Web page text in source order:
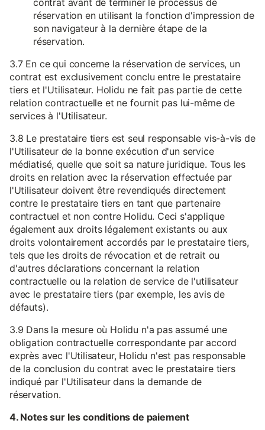
contrat avant de terminer le processus de
réservation en utilisant la fonction d'impression de
son navigateur à la dernière étape de la
réservation.
3.7 En ce qui concerne la réservation de services, un
contrat est exclusivement conclu entre le prestataire
tiers et l'Utilisateur. Holidu ne fait pas partie de cette
relation contractuelle et ne fournit pas lui-même de
services à l'Utilisateur.
3.8 Le prestataire tiers est seul responsable vis-à-vis de
l'Utilisateur de la bonne exécution d'un service
médiatisé, quelle que soit sa nature juridique. Tous les
droits en relation avec la réservation effectuée par
l'Utilisateur doivent être revendiqués directement
contre le prestataire tiers en tant que partenaire
contractuel et non contre Holidu. Ceci s'applique
également aux droits légalement existants ou aux
droits volontairement accordés par le prestataire tiers,
tels que les droits de révocation et de retrait ou
d'autres déclarations concernant la relation
contractuelle ou la relation de service de l'utilisateur
avec le prestataire tiers (par exemple, les avis de
défauts).
3.9 Dans la mesure où Holidu n'a pas assumé une
obligation contractuelle correspondante par accord
exprès avec l'Utilisateur, Holidu n'est pas responsable
de la conclusion du contrat avec le prestataire tiers
indiqué par l'Utilisateur dans la demande de
réservation.
4. Notes sur les conditions de paiement